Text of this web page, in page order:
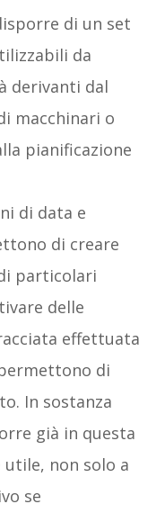
di un set
da
derivanti dal
macchinari o
pianificazione
di data e
di creare
particolari
delle
effettuata
di
In sostanza
già in questa
non solo a
se